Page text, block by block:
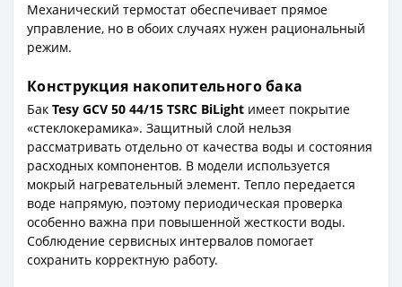
Механический термостат обеспечивает прямое
управление, но в обоих случаях нужен рациональный
режим.
Конструкция накопительного бака
Бак Tesy GCV 50 44/15 TSRC BiLight имеет покрытие
«стеклокерамика». Защитный слой нельзя
рассматривать отдельно от качества воды и состояния
расходных компонентов. В модели используется
мокрый нагревательный элемент. Тепло передается
воде напрямую, поэтому периодическая проверка
особенно важна при повышенной жесткости воды.
Соблюдение сервисных интервалов помогает
сохранить корректную работу.